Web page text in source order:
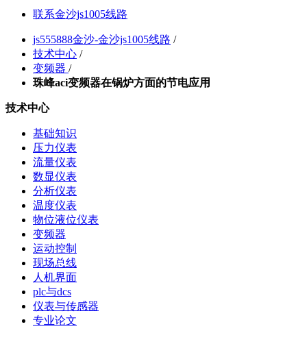
联系金沙js1005线路
js555888金沙-金沙js1005线路 /
技术中心 /
变频器 /
珠峰aci变频器在锅炉方面的节电应用
技术中心
基础知识
压力仪表
流量仪表
数显仪表
分析仪表
温度仪表
物位液位仪表
变频器
运动控制
现场总线
人机界面
plc与dcs
仪表与传感器
专业论文